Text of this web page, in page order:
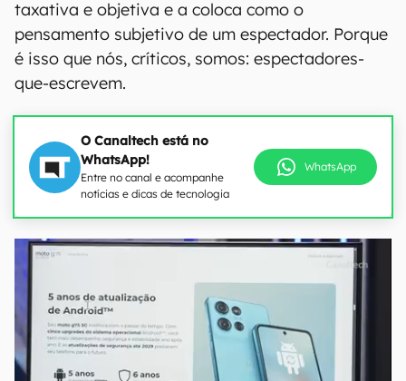
taxativa e objetiva e a coloca como o
pensamento subjetivo de um espectador. Porque
é isso que nós, críticos, somos: espectadores-
que-escrevem.
O Canaltech está no
WhatsApp!
Entre no canal e acompanhe
notícias e dicas de tecnologia
WhatsApp